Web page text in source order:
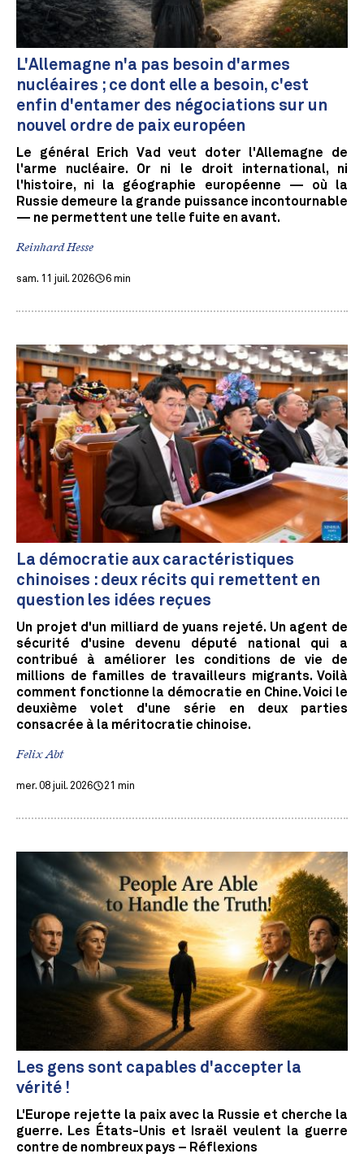
L'Allemagne n'a pas besoin d'armes
nucléaires ; ce dont elle a besoin, c'est
enfin d'entamer des négociations sur un
nouvel ordre de paix européen
Le général Erich Vad veut doter l'Allemagne de
l'arme nucléaire. Or ni le droit international, ni
l'histoire, ni la géographie européenne — où la
Russie demeure la grande puissance incontournable
— ne permettent une telle fuite en avant.
Reinhard Hesse
sam. 11 juil. 2026 6 min
La démocratie aux caractéristiques
chinoises : deux récits qui remettent en
question les idées reçues
Un projet d'un milliard de yuans rejeté. Un agent de
sécurité d'usine devenu député national qui a
contribué à améliorer les conditions de vie de
millions de familles de travailleurs migrants. Voilà
comment fonctionne la démocratie en Chine. Voici le
deuxième volet d'une série en deux parties
consacrée à la méritocratie chinoise.
Felix Abt
mer. 08 juil. 2026 21 min
Les gens sont capables d'accepter la
vérité !
L'Europe rejette la paix avec la Russie et cherche la
guerre. Les États-Unis et Israël veulent la guerre
contre de nombreux pays – Réflexions